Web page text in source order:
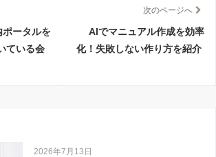
ータルを
ている会
次のページへ
AIでマニュアル作成を効率
化！失敗しない作り方を紹介
2026年7月13日